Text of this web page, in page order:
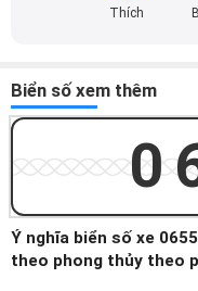
Thích
Biển số xem thêm
Ý nghĩa biển số xe
theo phong thủy theo